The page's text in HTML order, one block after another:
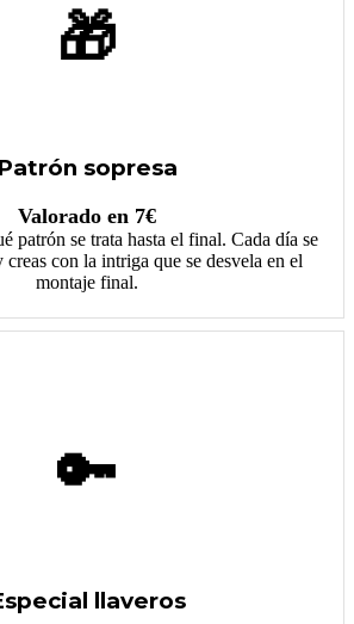
🎁
Patrón sopresa
Valorado en 7€
patrón se trata hasta el final. Cada día se
con la intriga que se desvela en el
montaje final.
🔑
llaveros